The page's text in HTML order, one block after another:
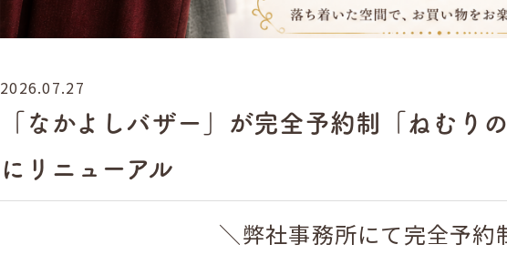
2026.07.27
「なかよしバザー」が完全予約制「ねむり
にリニューアル
＼弊社事務所にて完全予